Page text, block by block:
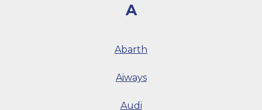
A
Abarth
Aiways
Audi